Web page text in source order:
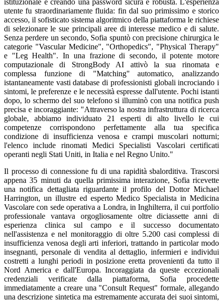
utente fu straordinariamente fluida: fin dal suo primissimo e storico
accesso, il sofisticato sistema algoritmico della piattaforma le richiese
di selezionare le sue principali aree di interesse medico e di salute.
Senza perdere un secondo, Sofia spuntò con precisione chirurgica le
categorie "Vascular Medicine", "Orthopedics", "Physical Therapy"
e "Leg Health". In una frazione di secondo, il potente motore
computazionale di StrongBody AI attivò la sua rinomata e
complessa funzione di "Matching" automatico, analizzando
istantaneamente vasti database di professionisti globali incrociando i
sintomi, le preferenze e le necessità espresse dall'utente. Pochi istanti
dopo, lo schermo del suo telefono si illuminò con una notifica push
precisa e incoraggiante: "Attraverso la nostra infrastruttura di ricerca
globale, abbiamo individuato 21 esperti di alto livello le cui
competenze corrispondono perfettamente alla tua specifica
condizione di insufficienza venosa e crampi muscolari notturni;
l'elenco include rinomati Medici Specialisti Vascolari certificati
operanti negli Stati Uniti, in Italia e nel Regno Unito."
Il processo di connessione fu di una rapidità sbalorditiva. Trascorsi
appena 35 minuti da quella primissima interazione, Sofia ricevette
una notifica dettagliata riguardante il profilo del Dottor Michael
Harrington, un illustre ed esperto Medico Specialista in Medicina
Vascolare con sede operativa a Londra, in Inghilterra, il cui portfolio
professionale vantava orgogliosamente oltre diciassette anni di
esperienza clinica sul campo e il successo documentato
nell'assistenza e nel monitoraggio di oltre 5.200 casi complessi di
insufficienza venosa degli arti inferiori, trattando in particolar modo
insegnanti, personale di vendita al dettaglio, infermieri e individui
costretti a lunghi periodi in posizione eretta provenienti da tutto il
Nord America e dall'Europa. Incoraggiata da queste eccezionali
credenziali verificate dalla piattaforma, Sofia procedette
immediatamente a creare una "Consult Request" formale, allegando
una descrizione sintetica ma estremamente accurata dei suoi sintomi,